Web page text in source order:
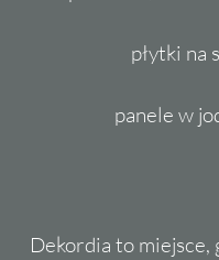
płytki na
panele w
Dekordia to miejsce,